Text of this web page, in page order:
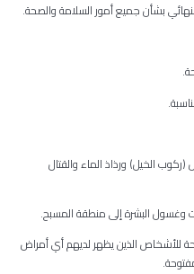
بشأن جميع أمور السلامة والصحة.
الخيل) ورذاذ الماء والقتال
للأشخاص الذين يظهر لديهم أي أمراض